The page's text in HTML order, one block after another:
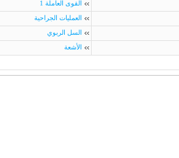
القوى العاملة 1
العمليات الجراحية
السل الربوي
الأشعة